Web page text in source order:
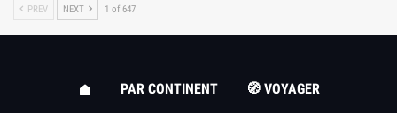
PREV NEXT 1 of 647
PAR CONTINENT 🧭 VOYAGER